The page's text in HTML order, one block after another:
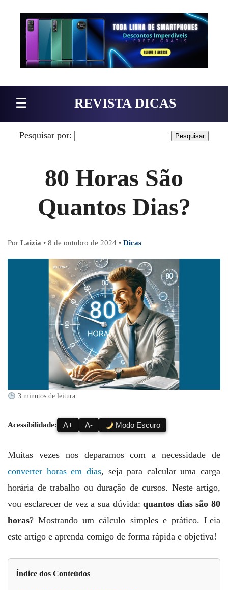
Pular para o conteúdo
☰ REVISTA DICAS
Pesquisar por:
80 Horas São
Quantos Dias?
Por Laizia • 8 de outubro de 2024 • Dicas
3 minutos de leitura.
Acessibilidade: A+ A- Modo Escuro
Muitas vezes nos deparamos com a necessidade de
converter horas em dias, seja para calcular uma carga
horária de trabalho ou duração de cursos. Neste artigo,
vou esclarecer de vez a sua dúvida:quantos dias são 80
horas? Mostrando um cálculo simples e prático. Leia
este artigo e aprenda comigo de forma rápida e objetiva!
Índice dos Conteúdos